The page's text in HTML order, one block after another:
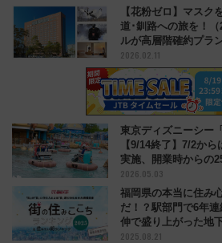
【花粉ゼロ】マスク
道･釧路への旅を！
ルが高層階確約プラ
2026.02.11
東京ディズニーシー
【9/14終了】7/2か
実施、開業時からの
2026.05.03
福岡県の本当に住み
だ！？駅部門で6年
伸で盛り上がった地
2025.08.21